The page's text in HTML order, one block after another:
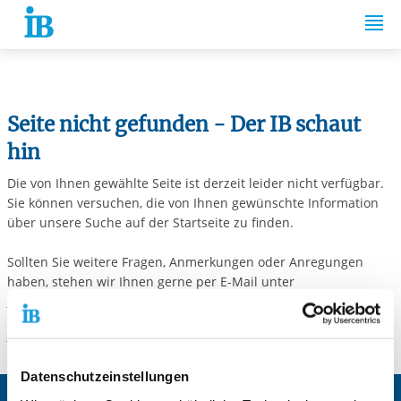
Datenschutzeinstellungen
Springe zum Inhalt
Seite nicht gefunden - Der IB schaut
hin
Die von Ihnen gewählte Seite ist derzeit leider nicht verfügbar.
Sie können versuchen, die von Ihnen gewünschte Information
über unsere Suche auf der Startseite zu finden.
Sollten Sie weitere Fragen, Anmerkungen oder Anregungen
haben, stehen wir Ihnen gerne per E-Mail unter
info@internationaler-bund.de
> zur Startseite